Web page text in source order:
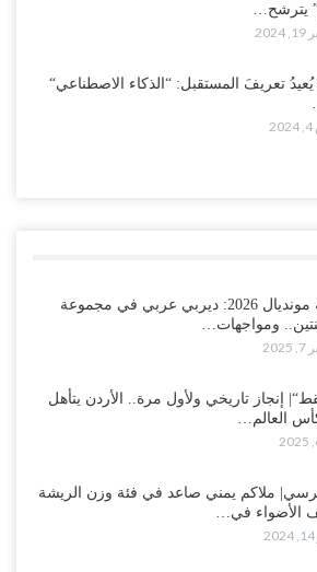
يترشح…
تعريفَ المستقبل: “الذكاء الاصطناعي“
قرعة مونديال 2026: ديربي عربي في مجموعة
ومواجهات…
إنجاز تاريخي ولأول مرة.. الأردن يتأهل
العالم…
ملاكم يمني صاعد في فئة وزن الريشة
الأضواء في…